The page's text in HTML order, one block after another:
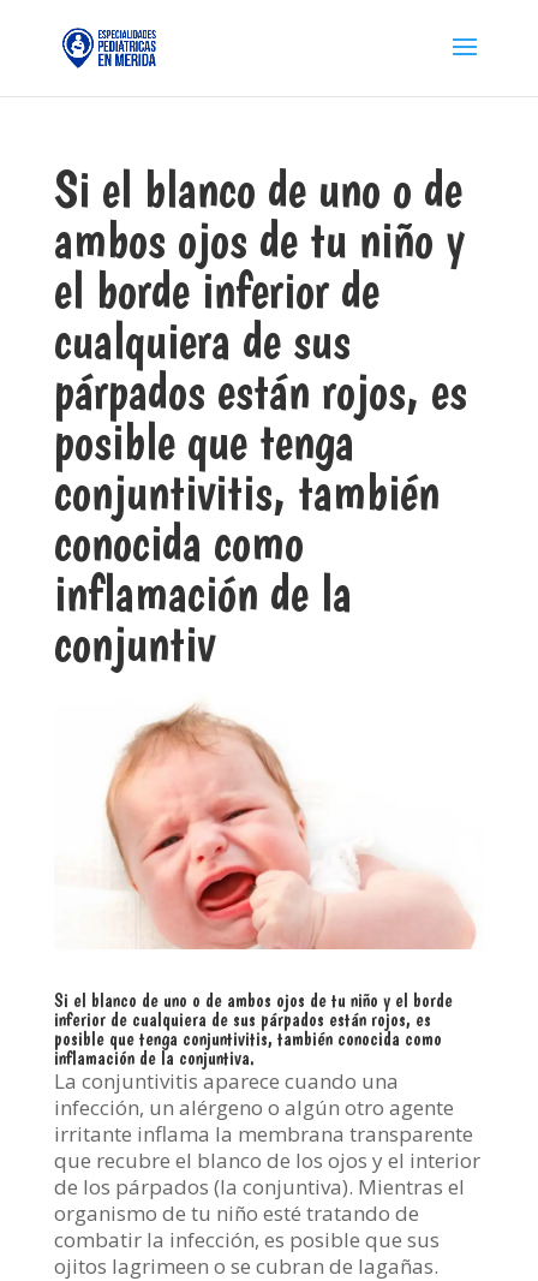
Si el blanco de uno o de
ambos ojos de tu niño y
el borde inferior de
cualquiera de sus
párpados están rojos, es
posible que tenga
conjuntivitis, también
conocida como
inflamación de la
conjuntiv
Si el blanco de uno o de ambos ojos de tu niño y el borde
inferior de cualquiera de sus párpados están rojos, es
posible que tenga conjuntivitis, también conocida como
inflamación de la conjuntiva.
La conjuntivitis aparece cuando una
infección, un alérgeno o algún otro agente
irritante inflama la membrana transparente
que recubre el blanco de los ojos y el interior
de los párpados (la conjuntiva). Mientras el
organismo de tu niño esté tratando de
combatir la infección, es posible que sus
ojitos lagrimeen o se cubran de lagañas.